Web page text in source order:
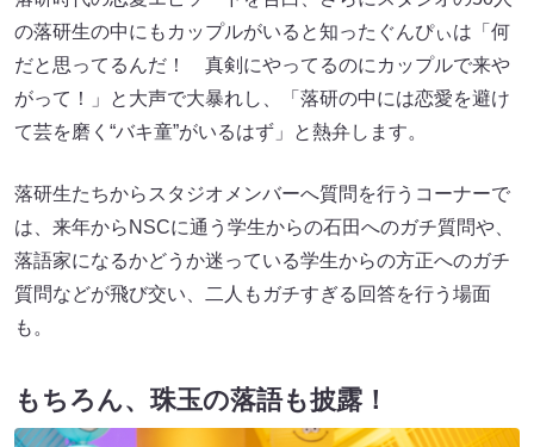
の落研生の中にもカップルがいると知ったぐんぴぃは「何
だと思ってるんだ！ 真剣にやってるのにカップルで来や
がって！」と大声で大暴れし、「落研の中には恋愛を避け
て芸を磨く“バキ童”がいるはず」と熱弁します。
落研生たちからスタジオメンバーへ質問を行うコーナーで
は、来年からNSCに通う学生からの石田へのガチ質問や、
落語家になるかどうか迷っている学生からの方正へのガチ
質問などが飛び交い、二人もガチすぎる回答を行う場面
も。
もちろん、珠玉の落語も披露！